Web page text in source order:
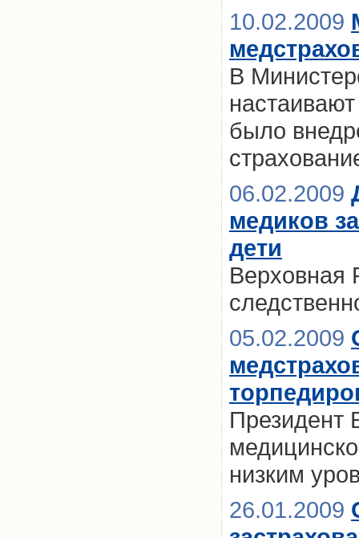
10.02.2009
В
было
06.02.2009
медиков
дети
Верховная
05.02.2009
Президент
низким
26.01.2009